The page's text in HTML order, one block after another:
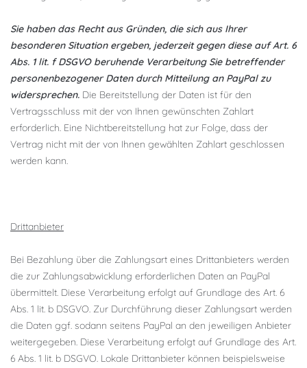
Sie haben das Recht aus Gründen, die sich aus Ihrer
besonderen Situation ergeben, jederzeit gegen diese auf Art. 6
Abs. 1 lit. f DSGVO beruhende Verarbeitung Sie betreffender
personenbezogener Daten durch Mitteilung an PayPal zu
widersprechen. Die Bereitstellung der Daten ist für den
Vertragsschluss mit der von Ihnen gewünschten Zahlart
erforderlich. Eine Nichtbereitstellung hat zur Folge, dass der
Vertrag nicht mit der von Ihnen gewählten Zahlart geschlossen
werden kann.
Drittanbieter
Bei Bezahlung über die Zahlungsart eines Drittanbieters werden
die zur Zahlungsabwicklung erforderlichen Daten an PayPal
übermittelt. Diese Verarbeitung erfolgt auf Grundlage des Art. 6
Abs. 1 lit. b DSGVO. Zur Durchführung dieser Zahlungsart werden
die Daten ggf. sodann seitens PayPal an den jeweiligen Anbieter
weitergegeben. Diese Verarbeitung erfolgt auf Grundlage des Art.
6 Abs. 1 lit. b DSGVO. Lokale Drittanbieter können beispielsweise